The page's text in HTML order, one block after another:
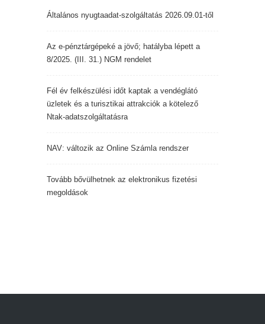
Általános nyugtaadat-szolgáltatás 2026.09.01-től
Az e-pénztárgépeké a jövő; hatályba lépett a
8/2025. (III. 31.) NGM rendelet
Fél év felkészülési időt kaptak a vendéglátó
üzletek és a turisztikai attrakciók a kötelező
Ntak-adatszolgáltatásra
NAV: változik az Online Számla rendszer
Tovább bővülhetnek az elektronikus fizetési
megoldások